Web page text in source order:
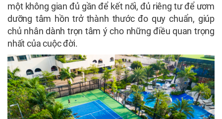
một không gian đủ gần để kết nối, đủ riêng tư để ươm
dưỡng tâm hồn trở thành thước đo quy chuẩn, giúp
chủ nhân dành trọn tâm ý cho những điều quan trọng
nhất của cuộc đời.